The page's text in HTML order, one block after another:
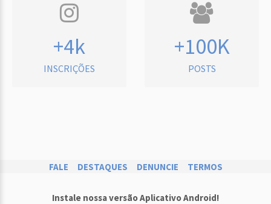
+4k
INSCRIÇÕES
+100K
POSTS
FALE DESTAQUES DENUNCIE TERMOS
Instale nossa versão Aplicativo Android!